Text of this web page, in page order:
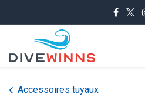
Accessoires tuyaux